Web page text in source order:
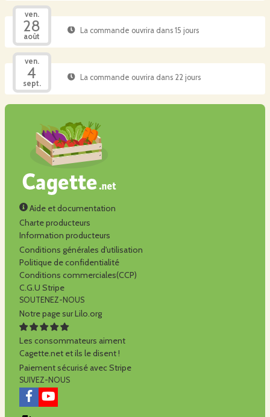
ven.
28
août
La commande ouvrira dans 15 jours
ven.
4
sept.
La commande ouvrira dans 22 jours
Aide et documentation
Charte producteurs
Information producteurs
Conditions générales d'utilisation
Politique de confidentialité
Conditions commerciales(CCP)
C.G.U Stripe
SOUTENEZ-NOUS
Notre page sur Lilo.org
Les consommateurs aiment
Cagette.net et ils le disent !
Paiement sécurisé avec Stripe
SUIVEZ-NOUS